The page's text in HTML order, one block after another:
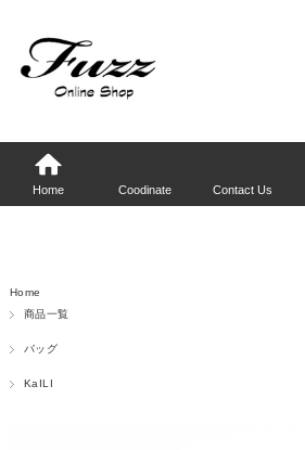
Home Coodinate Contact Us
Home
商品一覧
バッグ
KaILI